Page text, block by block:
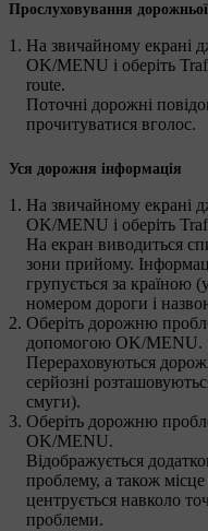
Прослуховування
На звичайному екрані
OK/MENU і оберіть
route.
Поточні дорожні
прочитуватися вголос.
Уся дорожня інформація
На звичайному екрані
OK/MENU і оберіть
На екран виводиться
зони прийому.
групується за країною
номером дороги і
Оберіть дорожню
допомогою OK/MENU.
Перераховуються
серйозні
смуги).
Оберіть дорожню
OK/MENU.
Відображується
проблему, а також
центрується навколо
проблеми.